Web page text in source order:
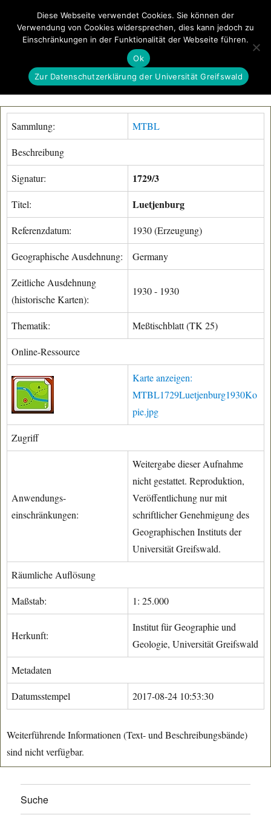
GeoGREIF MENÜ
Sammlung: MTBL
Beschreibung
Signatur: 1729/3
Titel: Luetjenburg
Referenzdatum: 1930 (Erzeugung)
Geographische Ausdehnung: Germany
Zeitliche Ausdehnung
(historische Karten):
1930 - 1930
Thematik: Meßtischblatt (TK 25)
Online-Ressource
Karte anzeigen:
MTBL1729Luetjenburg1930Ko
pie.jpg
Zugriff
Anwendungs-
einschränkungen:
Weitergabe dieser Aufnahme
nicht gestattet. Reproduktion,
Veröffentlichung nur mit
schriftlicher Genehmigung des
Geographischen Instituts der
Universität Greifswald.
Räumliche Auflösung
Maßstab: 1: 25.000
Herkunft:
Institut für Geographie und
Geologie, Universität Greifswald
Metadaten
Datumsstempel 2017-08-24 10:53:30
Weiterführende Informationen (Text- und Beschreibungsbände)
sind nicht verfügbar.
Suche
Diese Webseite verwendet Cookies. Sie können der
Verwendung von Cookies widersprechen, dies kann jedoch zu
Einschränkungen in der Funktionalität der Webseite führen.
Ok
Zur Datenschutzerklärung der Universität Greifswald